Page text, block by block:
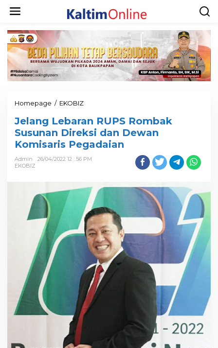
Homepage / EKOBIZ
Jelang Lebaran RUPS Rombak
Susunan Direksi dan Dewan
Komisaris Pegadaian
Admin
26/04/2022 12 : 56 PM
EKOBIZ